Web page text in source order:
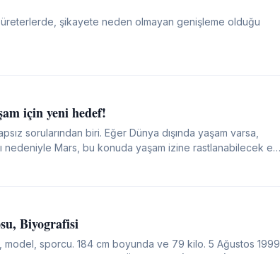
üreterlerde, şikayete neden olmayan genişleme olduğu
için yeni hedef!
sorularından biri. Eğer Dünya dışında yaşam varsa,
Mars, bu konuda yaşam izine rastlanabilecek en
Biyografisi
sporcu. 184 cm boyunda ve 79 kilo. 5 Ağustos 1999